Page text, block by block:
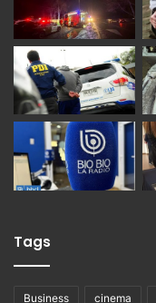
Tags
Business cinema